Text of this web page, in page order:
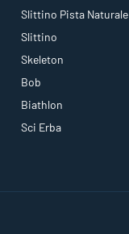
Slittino Pista Naturale
Slittino
Skeleton
Bob
Biathlon
Sci Erba